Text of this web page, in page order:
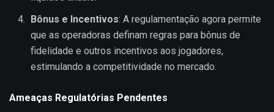
Bônus e Incentivos: A regulamentação agora permite
que as operadoras definam regras para bônus de
fidelidade e outros incentivos aos jogadores,
estimulando a competitividade no mercado.
Ameaças Regulatórias Pendentes